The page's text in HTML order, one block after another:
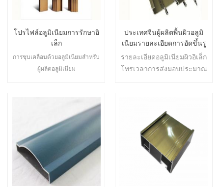
โปรไฟล์อลูมิเนียมการรักษาอิ
เล็ก
การชุบเคลือบด้วยอลูมิเนียมสำหรับ
ผู้ผลิตอลูมิเนียม
ประเทศจีนผู้ผลิตพื้นผิวอลูมิ
เนียมรายละเอียดการอัดขึ้นรู
ปอิเล็กโทร
รายละเอียดอลูมิเนียมผิวอิเล็ก
โทรเวลาการส่งมอบประมาณ